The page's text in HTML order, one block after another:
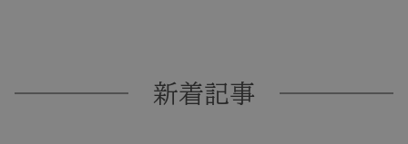
新着記事